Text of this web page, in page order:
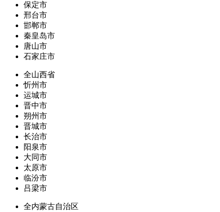
保定市
邢台市
邯郸市
秦皇岛市
唐山市
石家庄市
全山西省
忻州市
运城市
晋中市
朔州市
晋城市
长治市
阳泉市
大同市
太原市
临汾市
吕梁市
全内蒙古自治区